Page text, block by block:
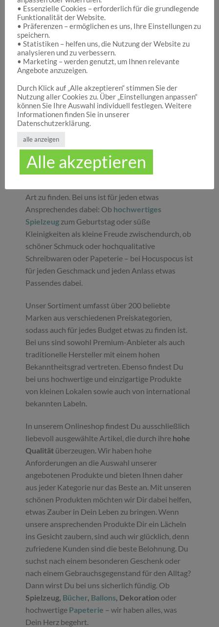
Hocuspocus – Ihr Onlineshop für die schönen
Dinge des Lebens
Hocuspocus ist die richtige Anlaufstelle für Dich,
wenn Du auf der Suche nach schönen
Geschenken , tollenSpielwarenoder
ansprechenderDekorationbist. Wir von
Hocuspocus wissen schöne Dinge stets zu
schätzen und legen daher großen Wert darauf,
dass bei uns Groß und Klein etwas finden, was sie
glücklich macht. Jeder Tag ist ein guter Anlass, um
seinen Liebsten oder sich selbst eine Freude zu
machen. Unser umfassendes Sortiment gibt Ihnen
Art zu finden. Bei uns ist für jeden etwas
Ansprechendes dabei: Ob hochwertiges
Spielzeug zum Geburtstag oder süße
Kleinigkeiten als kleine Freude zwischendurch, ob
schöner Schmuck oder hochqualitative
Schreibwaren oder Papeterie – bei Hocuspocus ist
für jeden Geschmack und jeden Anlass etwas
Passendes dabei.
Unser Sortiment umfasst über 200 beliebte
Marken aus verschiedenen Preiskategorien,
sodass auch für jedes Budget etwas zu finden ist.
Bei uns sind sowohl Premium-Anbieter als auch
traditionelle Hersteller mit einem hohen
Bekanntheitsgrad vertreten. Ebenso findest Du
bei uns hochwertige und einzigartige Produkte
von kleinen Lokalen sowie auch von international
bekannten Labeln.
In unserem Onlineshop findest Du ausschließlich
liebevoll ausgewählte Artikel, die durch ihre hohe
Qualität überzeugen. Wir haben hohe
Anforderungen an die Auswahl unserer
angebotenen Produkte und bieten Ihnen daher
aus jeder Kategorie nur das Beste an. Mit unseren
schönen Produkten möchten wir Dir dabei helfen,
etwas Zauber in Dein Leben zu bringen. Wenn
unsere ansprechenden Produkte Dir ein Lächeln
ins Gesicht zaubern, sind auch wir glücklich, denn
zufriedene Kunden sind die beste Belohnung. Du
suchst nach einem besonderen Geschenk oder
nach einem Gebrauchsgegenstand für den Alltag?
Dann wirst Du bei uns sicherlich fündig. Ob
Spielzeug, Bücher, Ballons, Dekoration oder
hochwertige Papeterie – wir haben alles, was
Dein Herz begehrt.
• Essenzielle Cookies – erforderlich für die grundlegende
Funktionalität der Website.
• Präferenzen – ermöglichen es uns, Ihre Einstellungen zu
speichern.
• Statistiken – helfen uns, die Nutzung der Website zu
analysieren und zu verbessern.
• Marketing – werden genutzt, um Ihnen relevante
Angebote anzuzeigen.
Durch Klick auf „Alle akzeptieren“ stimmen Sie der
Nutzung aller Cookies zu. Über „Einstellungen anpassen“
können Sie Ihre Auswahl individuell festlegen. Weitere
Informationen finden Sie in unserer
Datenschutzerklärung.
alle anzeigen
Alle akzeptieren